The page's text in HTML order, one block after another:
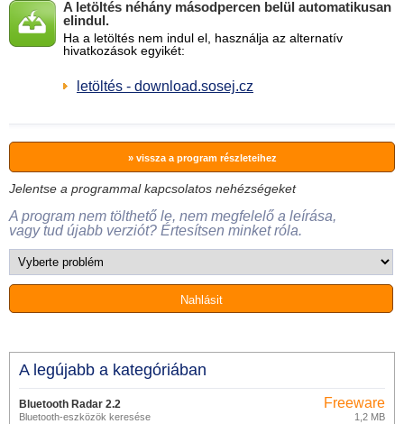
A letöltés néhány másodpercen belül automatikusan
elindul.
Ha a letöltés nem indul el, használja az alternatív
hivatkozások egyikét:
letöltés - download.sosej.cz
» vissza a program részleteihez
Jelentse a programmal kapcsolatos nehézségeket
A program nem tölthető le, nem megfelelő a leírása,
vagy tud újabb verziót? Értesítsen minket róla.
A legújabb a kategóriában
Bluetooth Radar 2.2
Bluetooth-eszközök keresése
Freeware
1,2 MB